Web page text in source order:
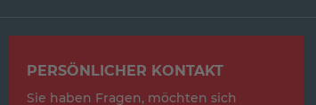
PERSÖNLICHER KONTAKT
Sie haben Fragen, möchten sich